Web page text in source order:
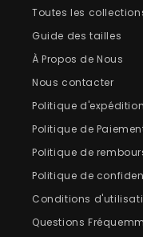
Toutes les
Guide des tailles
À Propos de Nous
Nous contacter
Politique d'expédition
Politique de
Politique de
Politique de
Conditions
Questions